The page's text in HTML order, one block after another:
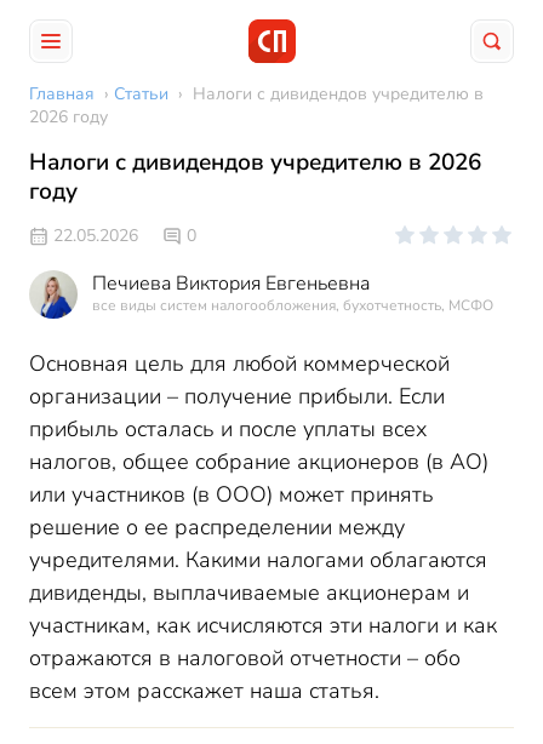
Главная › Статьи › Налоги с дивидендов учредителю в
2026 году
Налоги с дивидендов учредителю в 2026
году
22.05.2026 0
Печиева Виктория Евгеньевна
все виды систем налогообложения, бухотчетность, МСФО
Основная цель для любой коммерческой
организации – получение прибыли. Если
прибыль осталась и после уплаты всех
налогов, общее собрание акционеров (в АО)
или участников (в ООО) может принять
решение о ее распределении между
учредителями. Какими налогами облагаются
дивиденды, выплачиваемые акционерам и
участникам, как исчисляются эти налоги и как
отражаются в налоговой отчетности – обо
всем этом расскажет наша статья.